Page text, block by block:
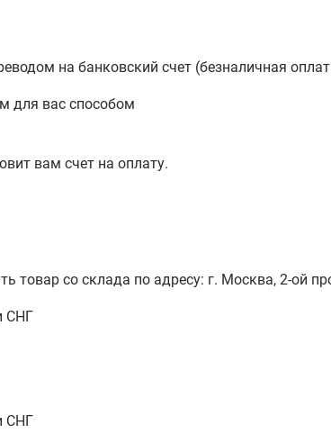
на банковский счет (безналичная
для вас способом
вам счет на оплату.
товар со склада по адресу: г. Москва, 2-ой
СНГ
СНГ